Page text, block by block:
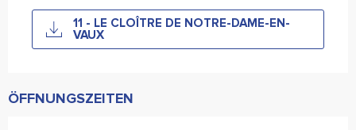
11 - LE CLOÎTRE DE NOTRE-DAME-EN-
VAUX
ÖFFNUNGSZEITEN